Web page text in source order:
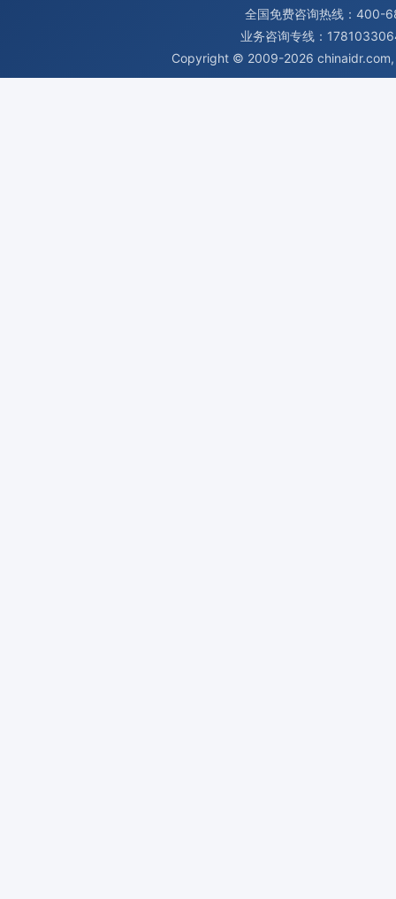
全国免费咨询热线：400-
业务咨询专线：
Copyright © 2009-2026 chinaidr.com